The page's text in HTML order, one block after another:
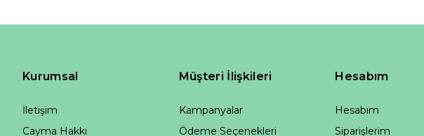
Kurumsal
İletişim
Cayma Hakkı
Müşteri İlişkileri
Kampanyalar
Ödeme Seçenekleri
Hesabım
Hesabım
Siparişlerim